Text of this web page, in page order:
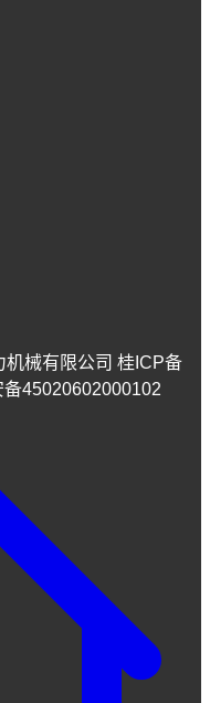
械有限公司 桂ICP备
45020602000102